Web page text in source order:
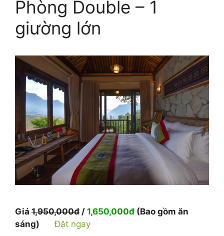
Phòng Double – 1
giường lớn
Giá 1,950,000đ / 1,650,000đ (Bao gồm ăn
sáng)
Đặt ngay